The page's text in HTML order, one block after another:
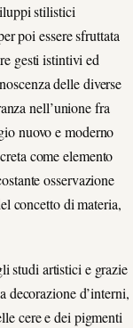
stilistici
poi essere sfruttata
gesti istintivi ed
delle diverse
nell’unione fra
nuovo e moderno
come elemento
osservazione
concetto di materia,
studi artistici e grazie
decorazione d’interni,
cere e dei pigmenti